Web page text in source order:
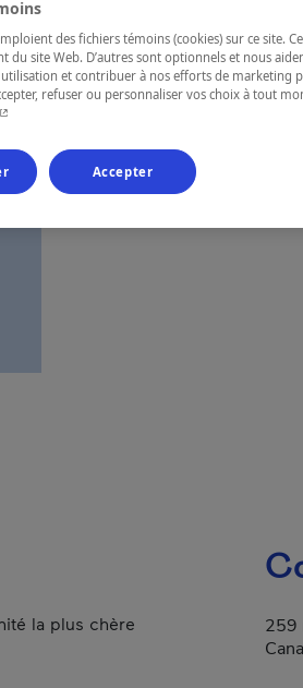
Cantons-de-
Numéro
la plus chère
259
des fichiers témoins (cookies) sur ce site.
site Web. D’autres sont optionnels et nous
et contribuer à nos efforts de marketing
refuser ou personnaliser vos choix à tout
Cet hyperlien s'ouvrira dans une nouvelle fenêtre.
Accepter